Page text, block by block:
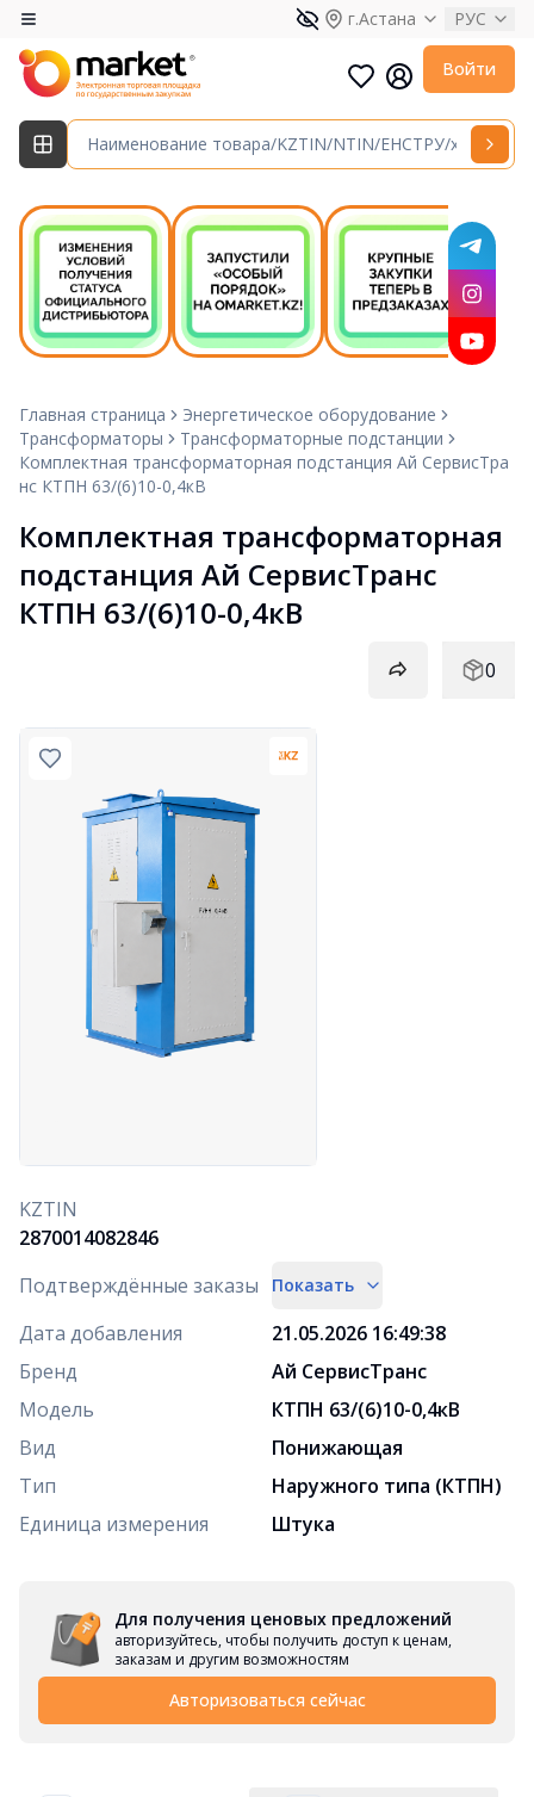
г.Астана РУС
Войти
Главная страница
Энергетическое оборудование
Трансформаторы
Трансформаторные подстанции
Комплектная трансформаторная подстанция Ай СервисТра
нс КТПН 63/(6)10-0,4кВ
Комплектная трансформаторная
подстанция Ай СервисТранс
КТПН 63/(6)10-0,4кВ
0
KZTIN
2870014082846
Подтверждённые заказы
Показать
Дата добавления
21.05.2026 16:49:38
Бренд
Ай СервисТранс
Модель
КТПН 63/(6)10-0,4кВ
Вид
Понижающая
Тип
Наружного типа (КТПН)
Единица измерения
Штука
Для получения ценовых предложений
авторизуйтесь, чтобы получить доступ к ценам,
заказам и другим возможностям
Авторизоваться сейчас